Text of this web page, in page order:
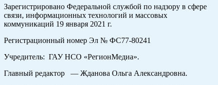
Зарегистрировано Федеральной службой по надзору в сфере
связи, информационных технологий и массовых
коммуникаций 19 января 2021 г.
Регистрационный номер Эл № ФС77-80241
Учредитель: ГАУ НСО «РегионМедиа».
Главный редактор — Жданова Ольга Александровна.